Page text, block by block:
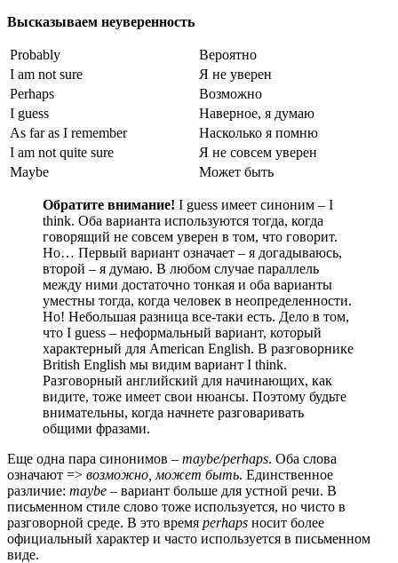
Высказываем неуверенность
Probably
Вероятно
I am not sure
Я не уверен
Perhaps
Возможно
I guess
Наверное, я думаю
As far as I remember
Насколько я помню
I am not quite sure
Я не совсем уверен
Maybe
Может быть
Обратите внимание! I guess имеет синоним – I
think. Оба варианта используются тогда, когда
говорящий не совсем уверен в том, что говорит.
Но… Первый вариант означает – я догадываюсь,
второй – я думаю. В любом случае параллель
между ними достаточно тонкая и оба варианты
уместны тогда, когда человек в неопределенности.
Но! Небольшая разница все-таки есть. Дело в том,
что I guess – неформальный вариант, который
характерный для American English. В разговорнике
British English мы видим вариант I think.
Разговорный английский для начинающих, как
видите, тоже имеет свои нюансы. Поэтому будьте
внимательны, когда начнете разговаривать
общими фразами.
Еще одна пара синонимов – maybe/perhaps. Оба слова
означают => возможно, может быть. Единственное
различие: maybe – вариант больше для устной речи. В
письменном стиле слово тоже используется, но чисто в
разговорной среде. В это время perhaps носит более
официальный характер и часто используется в письменном
виде.